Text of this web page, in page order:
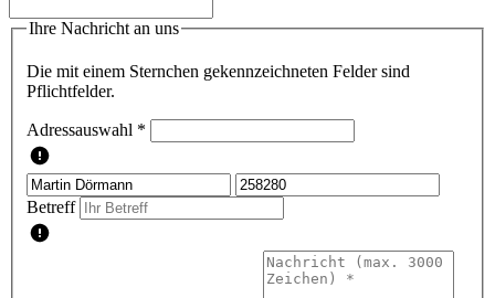
Ihre Nachricht an uns
Die mit einem Sternchen gekennzeichneten Felder sind
Pflichtfelder.
Adressauswahl *
Betreff